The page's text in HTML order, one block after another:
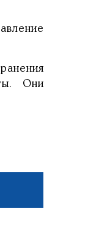
Они